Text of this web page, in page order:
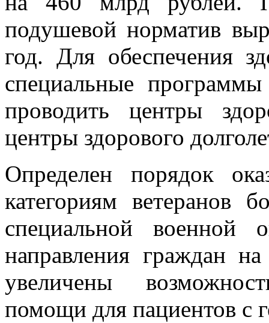
подушевой норматив
год. Для обеспечения
специальные
проводить центры
центры здорового
Определен порядок
категориям ветеранов
специальной военной
направления граждан на
увеличены
помощи для пациентов с